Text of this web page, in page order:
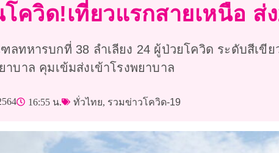
โควิด!เที่ยวแรกสายเหนือ ส่
ลทหารบกที่ 38 ลำเลียง 24 ผู้ป่วยโควิด ระดับสีเขี
บาล คุมเข้มส่งเข้าโรงพยาบาล
16:55 น. ทั่วไทย, รวมข่าวโควิด-19